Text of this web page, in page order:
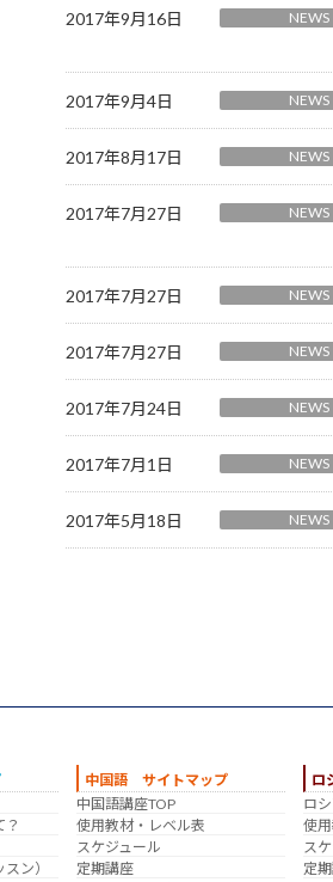
2017年9月16日 NEWS
2017年9月4日 NEWS
2017年8月17日 NEWS
2017年7月27日 NEWS
2017年7月27日 NEWS
2017年7月27日 NEWS
2017年7月24日 NEWS
2017年7月1日 NEWS
2017年5月18日 NEWS
の
ー
ジ
？
ン）
中国語 サイトマップ
中国語講座TOP
使用教材・レベル表
スケジュール
定期講座
ロ
ロ
使
ス
定